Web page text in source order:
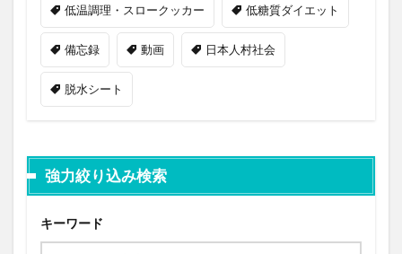
低温調理・スロークッカー 低糖質ダイエット
備忘録 動画 日本人村社会
脱水シート
強力絞り込み検索
キーワード